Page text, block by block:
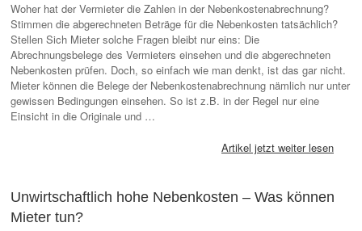
Woher hat der Vermieter die Zahlen in der Nebenkostenabrechnung?
Stimmen die abgerechneten Beträge für die Nebenkosten tatsächlich?
Stellen Sich Mieter solche Fragen bleibt nur eins: Die
Abrechnungsbelege des Vermieters einsehen und die abgerechneten
Nebenkosten prüfen. Doch, so einfach wie man denkt, ist das gar nicht.
Mieter können die Belege der Nebenkostenabrechnung nämlich nur unter
gewissen Bedingungen einsehen. So ist z.B. in der Regel nur eine
Einsicht in die Originale und …
Artikel jetzt weiter lesen
Unwirtschaftlich hohe Nebenkosten – Was können
Mieter tun?